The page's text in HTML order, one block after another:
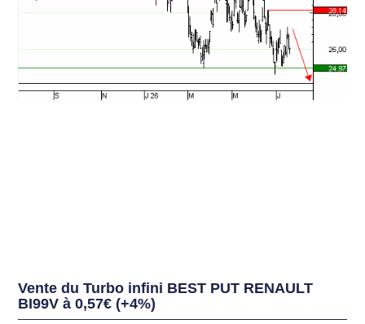
Vente du Turbo infini BEST PUT RENAULT
BI99V à 0,57€ (+4%)